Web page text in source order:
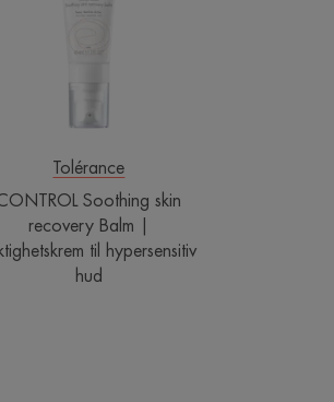
recovery
til
hud
Tolérance
Soothing skin
recovery Balm |
til hypersensitiv
hud